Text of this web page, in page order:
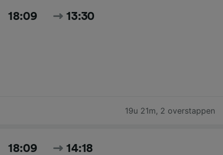
18:09 13:30
19u 21m, 2 overstappen
18:09 14:18